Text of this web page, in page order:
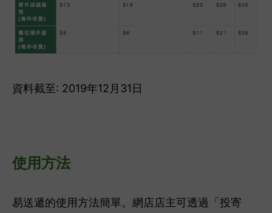
資料截至: 2019年12月31日
使用方法
易送遞的使用方法簡單。網店店主可透過「投寄